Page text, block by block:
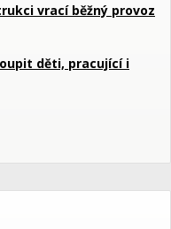
vrací běžný provoz
děti, pracující i